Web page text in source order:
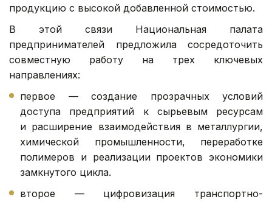
продукцию с высокой добавленной стоимостью.
В этой связи Национальная палата
предпринимателей предложила сосредоточить
совместную работу на трех ключевых
направлениях:
первое — создание прозрачных условий
доступа предприятий к сырьевым ресурсам
и расширение взаимодействия в металлургии,
химической промышленности, переработке
полимеров и реализации проектов экономики
замкнутого цикла.
второе — цифровизация транспортно-